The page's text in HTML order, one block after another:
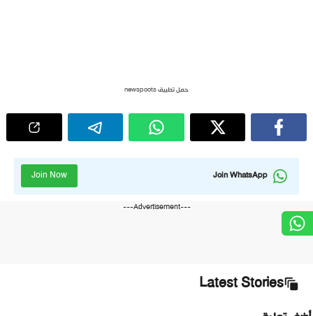
حمل تطبيق newspoots
Join WhatsApp
Join Now
---Advertisement---
Latest Stories